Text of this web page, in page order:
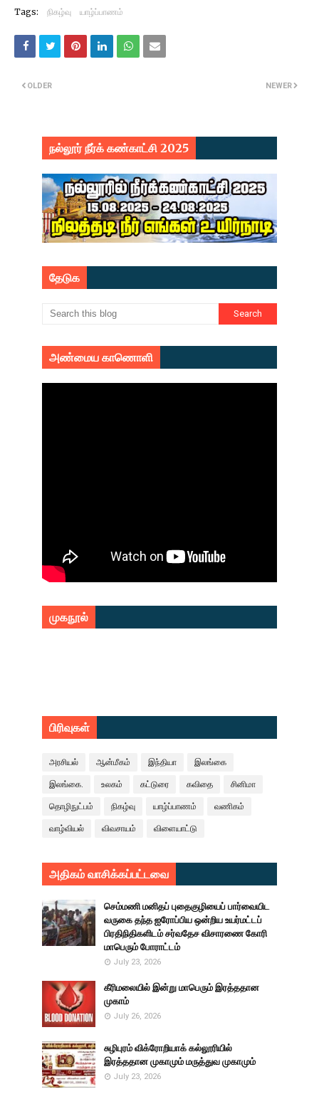
Tags: நிகழ்வு யாழ்ப்பாணம்
NEWER
OLDER
நல்லூர் நீர்க் கண்காட்சி 2025
தேடுக
அண்மைய காணொளி
முகநூல்
பிரிவுகள்
அரசியல் ஆன்மீகம் இந்தியா இலங்கை
இலங்கை. உலகம் கட்டுரை கவிதை சினிமா
தொழிநுட்பம் நிகழ்வு யாழ்ப்பாணம் வணிகம்
வாழ்வியல் விவசாயம் விளையாட்டு
அதிகம் வாசிக்கப்பட்டவை
செம்மணி மனிதப் புதைகுழியைப் பார்வையிட
வருகை தந்த ஐரோப்பிய ஒன்றிய உயர்மட்டப்
பிரதிநிதிகளிடம் சர்வதேச விசாரணை கோரி
மாபெரும் போராட்டம்
July 23, 2026
கீரிமலையில் இன்று மாபெரும் இரத்ததான
முகாம்
July 26, 2026
சுழிபுரம் விக்ரோறியாக் கல்லூரியில்
இரத்ததான முகாமும் மருத்துவ முகாமும்
July 23, 2026